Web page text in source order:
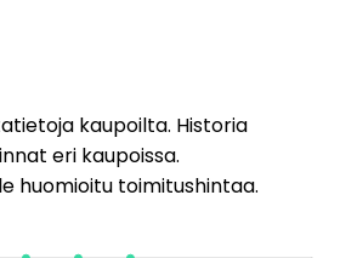
kaupoilta. Historia
eri kaupoissa.
huomioitu toimitushintaa.